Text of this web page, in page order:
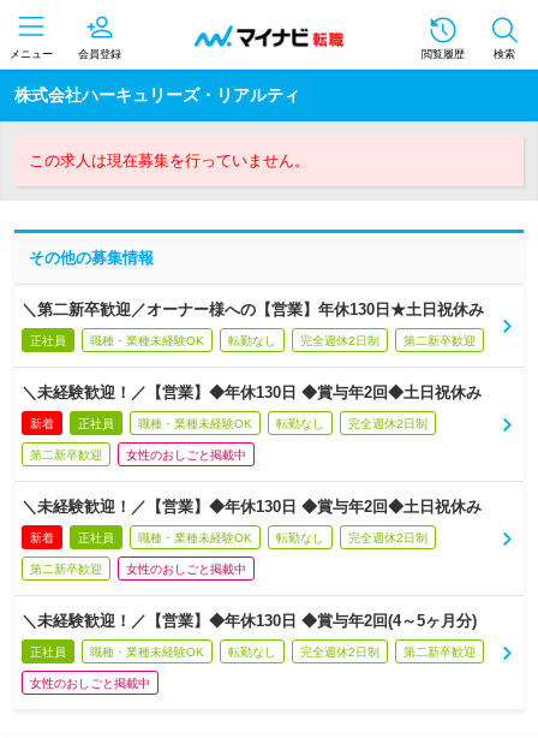
メニュー 会員登録 閲覧履歴 検索
株式会社ハーキュリーズ・リアルティ
この求人は現在募集を行っていません。
その他の募集情報
＼第二新卒歓迎／オーナー様への【営業】年休130日★土日祝休み
正社員 職種・業種未経験OK 転勤なし 完全週休2日制 第二新卒歓迎
＼未経験歓迎！／【営業】◆年休130日 ◆賞与年2回◆土日祝休み
新着 正社員 職種・業種未経験OK 転勤なし 完全週休2日制
第二新卒歓迎 女性のおしごと掲載中
＼未経験歓迎！／【営業】◆年休130日 ◆賞与年2回◆土日祝休み
新着 正社員 職種・業種未経験OK 転勤なし 完全週休2日制
第二新卒歓迎 女性のおしごと掲載中
＼未経験歓迎！／【営業】◆年休130日 ◆賞与年2回(4～5ヶ月分)
正社員 職種・業種未経験OK 転勤なし 完全週休2日制 第二新卒歓迎
女性のおしごと掲載中